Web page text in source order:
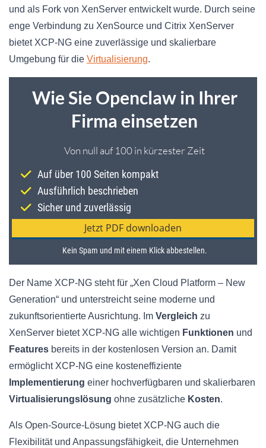
und als Fork von XenServer entwickelt wurde. Durch seine
enge Verbindung zu XenSource und Citrix XenServer
bietet XCP-NG eine zuverlässige und skalierbare
Umgebung für die Virtualisierung.
Der Name XCP-NG steht für „Xen Cloud Platform – New
Generation“ und unterstreicht seine moderne und
zukunftsorientierte Ausrichtung. Im Vergleich zu
XenServer bietet XCP-NG alle wichtigen Funktionen und
Features bereits in der kostenlosen Version an. Damit
ermöglicht XCP-NG eine kosteneffiziente
Implementierung einer hochverfügbaren und skalierbaren
Virtualisierungslösung ohne zusätzliche Kosten.
Als Open-Source-Lösung bietet XCP-NG auch die
Flexibilität und Anpassungsfähigkeit, die Unternehmen